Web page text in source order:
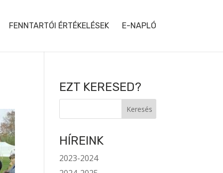
FENNTARTÓI ÉRTÉKELÉSEK E-NAPLÓ
EZT KERESED?
HÍREINK
2023-2024